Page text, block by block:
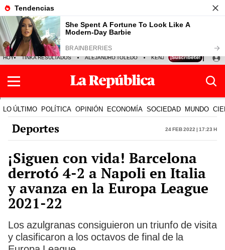
HOY TINKA RESULTADOS ALEJANDRO TOLEDO KENJI FUJIMORI PRECIO
LO ÚLTIMO POLÍTICA OPINIÓN ECONOMÍA SOCIEDAD MUNDO
Deportes 24 Feb 2022 | 17:23 h
¡Siguen con vida! Barcelona
derrotó 4-2 a Napoli en Italia
y avanza en la Europa League
2021-22
Los azulgranas consiguieron un triunfo de visita
y clasificaron a los octavos de final de la